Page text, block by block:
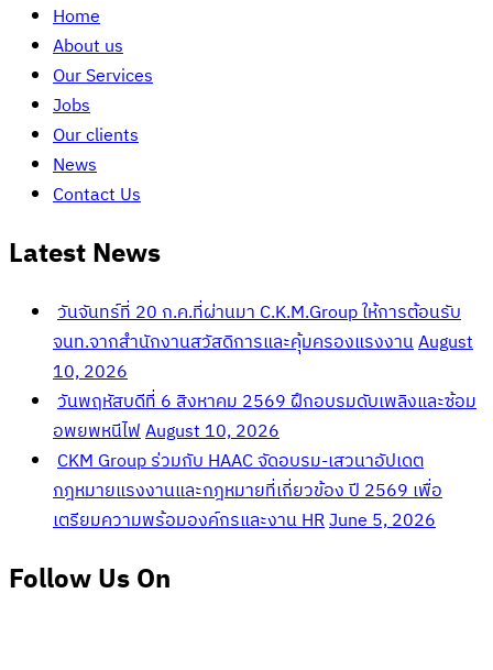
Home
About us
Our Services
Jobs
Our clients
News
Contact Us
Latest News
วันจันทร์ที่ 20 ก.ค.ที่ผ่านมา C.K.M.Group ให้การต้อนรับ
จนท.จากสำนักงานสวัสดิการและคุ้มครองแรงงานAugust
10, 2026
วันพฤหัสบดีที่ 6 สิงหาคม 2569 ฝึกอบรมดับเพลิงและซ้อม
อพยพหนีไฟAugust 10, 2026
CKM Group ร่วมกับ HAAC จัดอบรม-เสวนาอัปเดต
กฎหมายแรงงานและกฎหมายที่เกี่ยวข้อง ปี 2569 เพื่อ
เตรียมความพร้อมองค์กรและงาน HRJune 5, 2026
Follow Us On